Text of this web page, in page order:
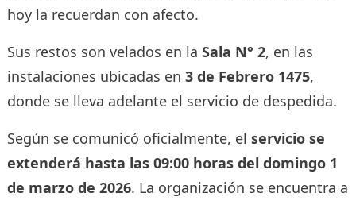
hoy la recuerdan con afecto.
Sus restos son velados en la Sala N° 2, en las
instalaciones ubicadas en 3 de Febrero 1475,
donde se lleva adelante el servicio de despedida.
Según se comunicó oficialmente, el servicio se
extenderá hasta las 09:00 horas del domingo 1
de marzo de 2026. La organización se encuentra a